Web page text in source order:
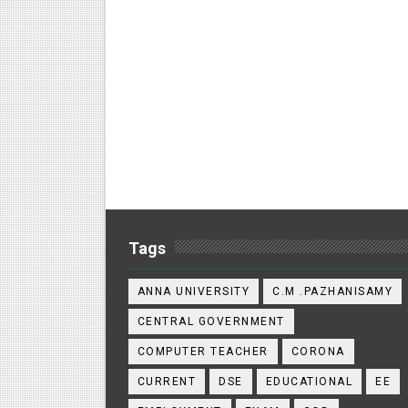
Tags
ANNA UNIVERSITY C.M .PAZHANISAMY
CENTRAL GOVERNMENT
COMPUTER TEACHER CORONA
CURRENT DSE EDUCATIONAL EE